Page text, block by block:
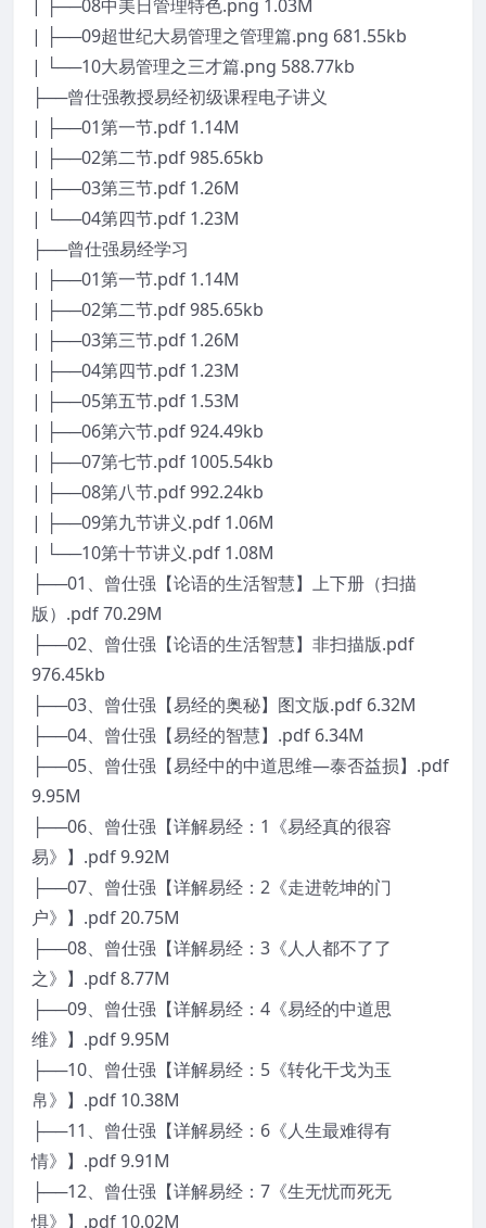
| ├──08中美日管理特色.png 1.03M
| ├──09超世纪大易管理之管理篇.png 681.55kb
| └──10大易管理之三才篇.png 588.77kb
├──曾仕强教授易经初级课程电子讲义
| ├──01第一节.pdf 1.14M
| ├──02第二节.pdf 985.65kb
| ├──03第三节.pdf 1.26M
| └──04第四节.pdf 1.23M
├──曾仕强易经学习
| ├──01第一节.pdf 1.14M
| ├──02第二节.pdf 985.65kb
| ├──03第三节.pdf 1.26M
| ├──04第四节.pdf 1.23M
| ├──05第五节.pdf 1.53M
| ├──06第六节.pdf 924.49kb
| ├──07第七节.pdf 1005.54kb
| ├──08第八节.pdf 992.24kb
| ├──09第九节讲义.pdf 1.06M
| └──10第十节讲义.pdf 1.08M
├──01、曾仕强【论语的生活智慧】上下册（扫描
版）.pdf 70.29M
├──02、曾仕强【论语的生活智慧】非扫描版.pdf
976.45kb
├──03、曾仕强【易经的奥秘】图文版.pdf 6.32M
├──04、曾仕强【易经的智慧】.pdf 6.34M
├──05、曾仕强【易经中的中道思维—泰否益损】.pdf
9.95M
├──06、曾仕强【详解易经：1《易经真的很容
易》】.pdf 9.92M
├──07、曾仕强【详解易经：2《走进乾坤的门
户》】.pdf 20.75M
├──08、曾仕强【详解易经：3《人人都不了了
之》】.pdf 8.77M
├──09、曾仕强【详解易经：4《易经的中道思
维》】.pdf 9.95M
├──10、曾仕强【详解易经：5《转化干戈为玉
帛》】.pdf 10.38M
├──11、曾仕强【详解易经：6《人生最难得有
情》】.pdf 9.91M
├──12、曾仕强【详解易经：7《生无忧而死无
惧》】.pdf 10.02M